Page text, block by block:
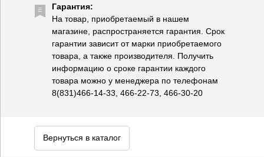
Гарантия:
На товар, приобретаемый в нашем
магазине, распространяется гарантия. Срок
гарантии зависит от марки приобретаемого
товара, а также производителя. Получить
информацию о сроке гарантии каждого
товара можно у менеджера по телефонам
8(831)466-14-33, 466-22-73, 466-30-20
Вернуться в каталог